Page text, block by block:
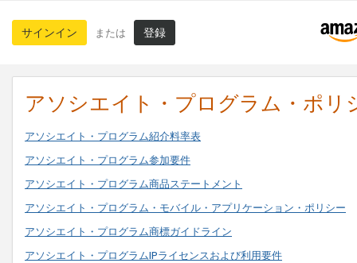
サインイン または 登録
アソシエイト・プログラム・ポリ
アソシエイト・プログラム紹介料率表
アソシエイト・プログラム参加要件
アソシエイト・プログラム商品ステートメント
アソシエイト・プログラム・モバイル・アプリケーション・ポリシー
アソシエイト・プログラム商標ガイドライン
アソシエイト・プログラムIPライセンスおよび利用要件